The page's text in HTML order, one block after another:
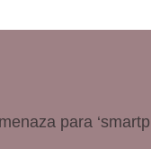
para